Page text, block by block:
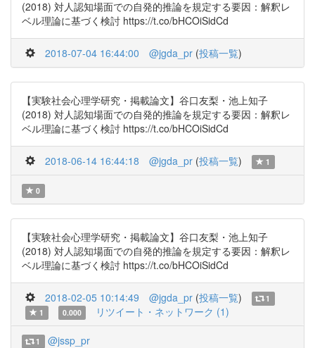
(2018) 対人認知場面での自発的推論を規定する要因：解釈レ
ベル理論に基づく検討 https://t.co/bHCOiSidCd
2018-07-04 16:44:00 @jgda_pr (投稿一覧)
【実験社会心理学研究・掲載論文】谷口友梨・池上知子
(2018) 対人認知場面での自発的推論を規定する要因：解釈レ
ベル理論に基づく検討 https://t.co/bHCOiSidCd
2018-06-14 16:44:18 @jgda_pr (投稿一覧) 1
0
【実験社会心理学研究・掲載論文】谷口友梨・池上知子
(2018) 対人認知場面での自発的推論を規定する要因：解釈レ
ベル理論に基づく検討 https://t.co/bHCOiSidCd
2018-02-05 10:14:49 @jgda_pr (投稿一覧)
1
1
0.000 リツイート・ネットワーク (1)
1 @jssp_pr